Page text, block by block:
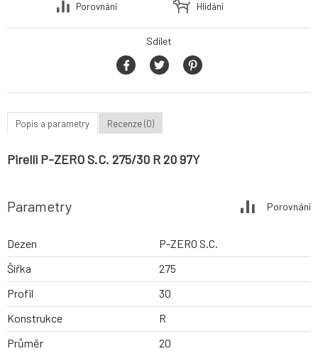
Porovnání
Hlídání
Sdílet
Popis a parametry Recenze (0)
Pirelli P-ZERO S.C. 275/30 R 20 97Y
Parametry Porovnání
Dezen
P-ZERO S.C.
Šířka
275
Profil
30
Konstrukce
R
Průměr
20